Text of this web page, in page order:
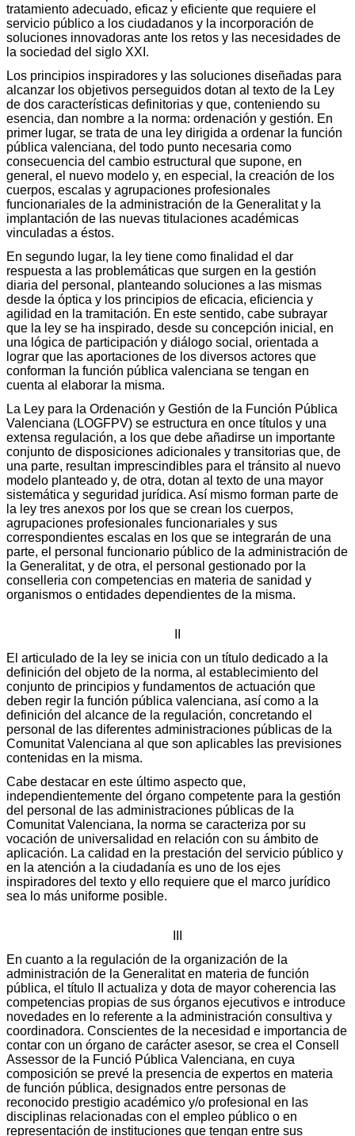
tratamiento adecuado, eficaz y eficiente que requiere el
servicio público a los ciudadanos y la incorporación de
soluciones innovadoras ante los retos y las necesidades de
la sociedad del siglo XXI.
Los principios inspiradores y las soluciones diseñadas para
alcanzar los objetivos perseguidos dotan al texto de la Ley
de dos características definitorias y que, conteniendo su
esencia, dan nombre a la norma: ordenación y gestión. En
primer lugar, se trata de una ley dirigida a ordenar la función
pública valenciana, del todo punto necesaria como
consecuencia del cambio estructural que supone, en
general, el nuevo modelo y, en especial, la creación de los
cuerpos, escalas y agrupaciones profesionales
funcionariales de la administración de la Generalitat y la
implantación de las nuevas titulaciones académicas
vinculadas a éstos.
En segundo lugar, la ley tiene como finalidad el dar
respuesta a las problemáticas que surgen en la gestión
diaria del personal, planteando soluciones a las mismas
desde la óptica y los principios de eficacia, eficiencia y
agilidad en la tramitación. En este sentido, cabe subrayar
que la ley se ha inspirado, desde su concepción inicial, en
una lógica de participación y diálogo social, orientada a
lograr que las aportaciones de los diversos actores que
conforman la función pública valenciana se tengan en
cuenta al elaborar la misma.
La Ley para la Ordenación y Gestión de la Función Pública
Valenciana (LOGFPV) se estructura en once títulos y una
extensa regulación, a los que debe añadirse un importante
conjunto de disposiciones adicionales y transitorias que, de
una parte, resultan imprescindibles para el tránsito al nuevo
modelo planteado y, de otra, dotan al texto de una mayor
sistemática y seguridad jurídica. Así mismo forman parte de
la ley tres anexos por los que se crean los cuerpos,
agrupaciones profesionales funcionariales y sus
correspondientes escalas en los que se integrarán de una
parte, el personal funcionario público de la administración de
la Generalitat, y de otra, el personal gestionado por la
conselleria con competencias en materia de sanidad y
organismos o entidades dependientes de la misma.
El articulado de la ley se inicia con un título dedicado a la
definición del objeto de la norma, al establecimiento del
conjunto de principios y fundamentos de actuación que
deben regir la función pública valenciana, así como a la
definición del alcance de la regulación, concretando el
personal de las diferentes administraciones públicas de la
Comunitat Valenciana al que son aplicables las previsiones
contenidas en la misma.
Cabe destacar en este último aspecto que,
independientemente del órgano competente para la gestión
del personal de las administraciones públicas de la
Comunitat Valenciana, la norma se caracteriza por su
vocación de universalidad en relación con su ámbito de
aplicación. La calidad en la prestación del servicio público y
en la atención a la ciudadanía es uno de los ejes
inspiradores del texto y ello requiere que el marco jurídico
sea lo más uniforme posible.
En cuanto a la regulación de la organización de la
administración de la Generalitat en materia de función
pública, el título II actualiza y dota de mayor coherencia las
competencias propias de sus órganos ejecutivos e introduce
novedades en lo referente a la administración consultiva y
coordinadora. Conscientes de la necesidad e importancia de
contar con un órgano de carácter asesor, se crea el Consell
Assessor de la Funció Pública Valenciana, en cuya
composición se prevé la presencia de expertos en materia
de función pública, designados entre personas de
reconocido prestigio académico y/o profesional en las
disciplinas relacionadas con el empleo público o en
representación de instituciones que tengan entre sus